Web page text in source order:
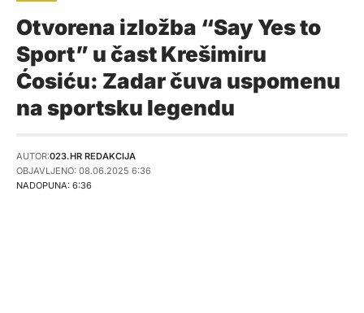
Otvorena izložba “Say Yes to
Sport” u čast Krešimiru
Ćosiću: Zadar čuva uspomenu
na sportsku legendu
NADOPUNA: 6:36
AUTOR:023.HR REDAKCIJA
OBJAVLJENO: 08.06.2025 6:36